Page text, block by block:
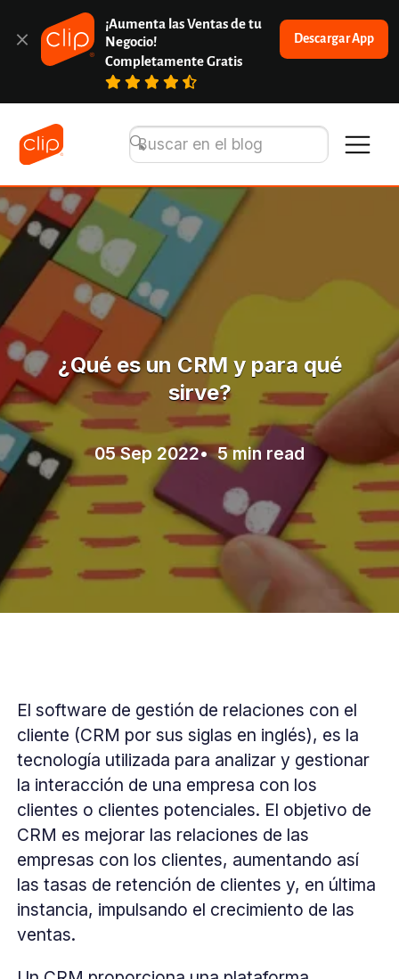
¡Aumenta las Ventas de tu
Negocio!
Completamente Gratis
Descargar App
¿Qué es un CRM y para qué
sirve?
05 Sep 2022• 5 min read
El software de gestión de relaciones con el
cliente (CRM por sus siglas en inglés), es la
tecnología utilizada para analizar y gestionar
la interacción de una empresa con los
clientes o clientes potenciales. El objetivo de
CRM es mejorar las relaciones de las
empresas con los clientes, aumentando así
las tasas de retención de clientes y, en última
instancia, impulsando el crecimiento de las
ventas.